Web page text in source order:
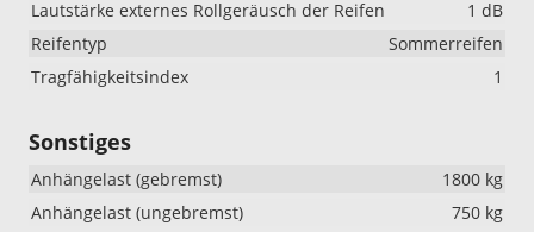
Lautstärke externes Rollgeräusch der Reifen
1 dB
Reifentyp
Sommerreifen
Tragfähigkeitsindex
1
Sonstiges
Anhängelast (gebremst)
1800 kg
Anhängelast (ungebremst)
750 kg